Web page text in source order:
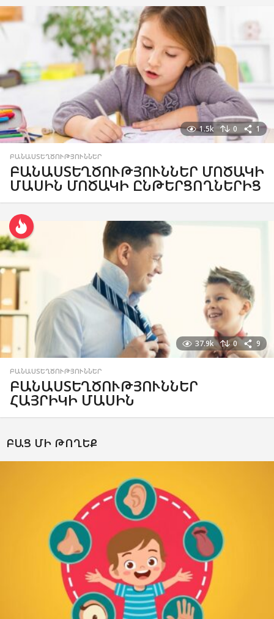
1.5k 0 1
ԲԱՆԱՍՏԵՂԾՈՒԹՅՈՒՆՆԵՐ
ԲԱՆԱՍՏԵՂԾՈՒԹՅՈՒՆՆԵՐ ՄՈԾԱԿԻ
ՄԱՍԻՆ ՄՈԾԱԿԻ ԸՆԹԵՐՑՈՂՆԵՐԻՑ
37.9k 0 9
ԲԱՆԱՍՏԵՂԾՈՒԹՅՈՒՆՆԵՐ
ԲԱՆԱՍՏԵՂԾՈՒԹՅՈՒՆՆԵՐ
ՀԱՅՐԻԿԻ ՄԱՍԻՆ
ԲԱՑ ՄԻ ԹՈՂԵՔ